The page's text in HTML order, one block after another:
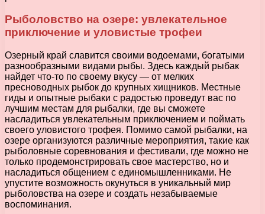
Рыболовство на озере: увлекательное
приключение и уловистые трофеи
Озерный край славится своими водоемами, богатыми
разнообразными видами рыбы. Здесь каждый рыбак
найдет что-то по своему вкусу — от мелких
пресноводных рыбок до крупных хищников. Местные
гиды и опытные рыбаки с радостью проведут вас по
лучшим местам для рыбалки, где вы сможете
насладиться увлекательным приключением и поймать
своего уловистого трофея. Помимо самой рыбалки, на
озере организуются различные мероприятия, такие как
рыболовные соревнования и фестивали, где можно не
только продемонстрировать свое мастерство, но и
насладиться общением с единомышленниками. Не
упустите возможность окунуться в уникальный мир
рыболовства на озере и создать незабываемые
воспоминания.